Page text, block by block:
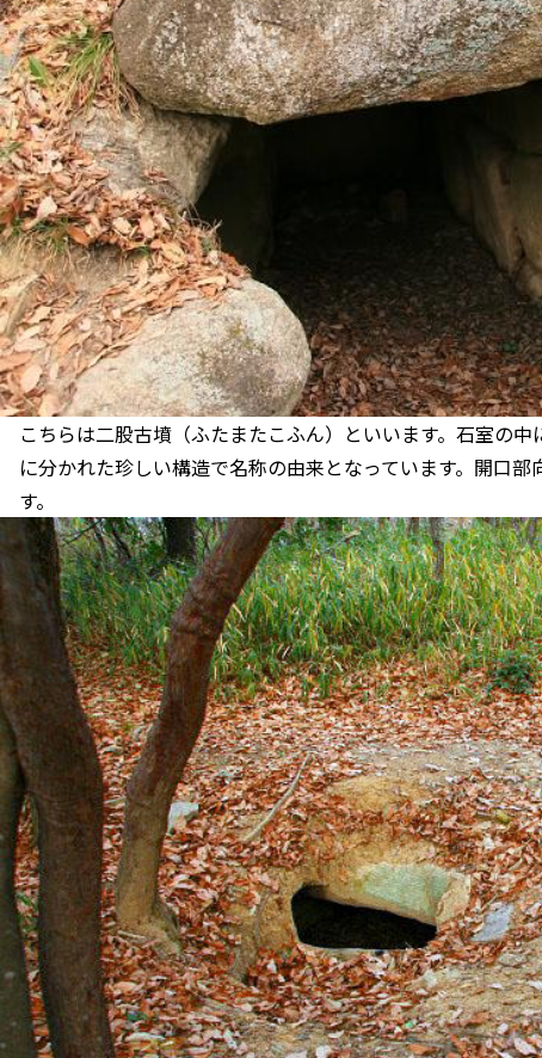
こちらは二股古墳（ふたまたこふん）といいます。石室の
に分かれた珍しい構造で名称の由来となっています。開口
す。